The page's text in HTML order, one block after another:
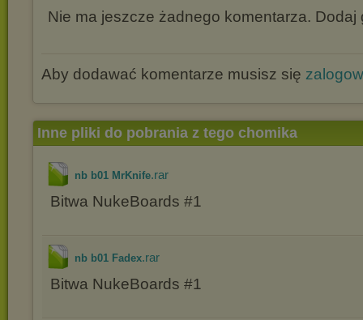
Nie ma jeszcze żadnego komentarza. Dodaj
Aby dodawać komentarze musisz się
Inne pliki do pobrania z tego chomika
nb b01 MrKnife.rar
Bitwa NukeBoards #1
nb b01 Fadex.rar
Bitwa NukeBoards #1